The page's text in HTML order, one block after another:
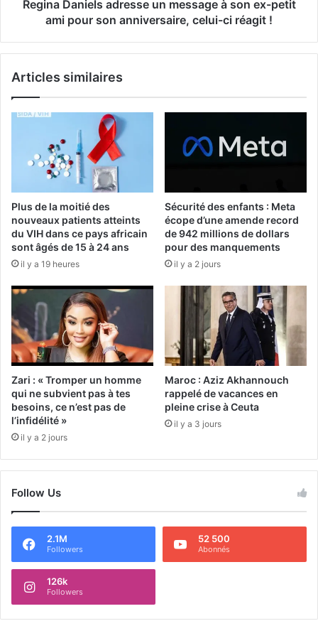
Regina Daniels adresse un message à son ex-petit
ami pour son anniversaire, celui-ci réagit !
Articles similaires
Plus de la moitié des
nouveaux patients atteints
du VIH dans ce pays africain
sont âgés de 15 à 24 ans
il y a 19 heures
Sécurité des enfants : Meta
écope d’une amende record
de 942 millions de dollars
pour des manquements
il y a 2 jours
Zari : « Tromper un homme
qui ne subvient pas à tes
besoins, ce n’est pas de
l’infidélité »
il y a 2 jours
Maroc : Aziz Akhannouch
rappelé de vacances en
pleine crise à Ceuta
il y a 3 jours
Follow Us
2.1M
Followers
52 500
Abonnés
126k
Followers